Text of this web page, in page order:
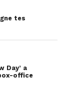
tes
Day’ a
office